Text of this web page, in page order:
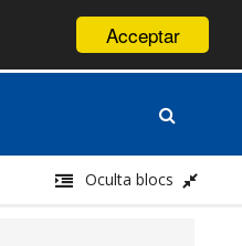
Acceptar
Oculta blocs